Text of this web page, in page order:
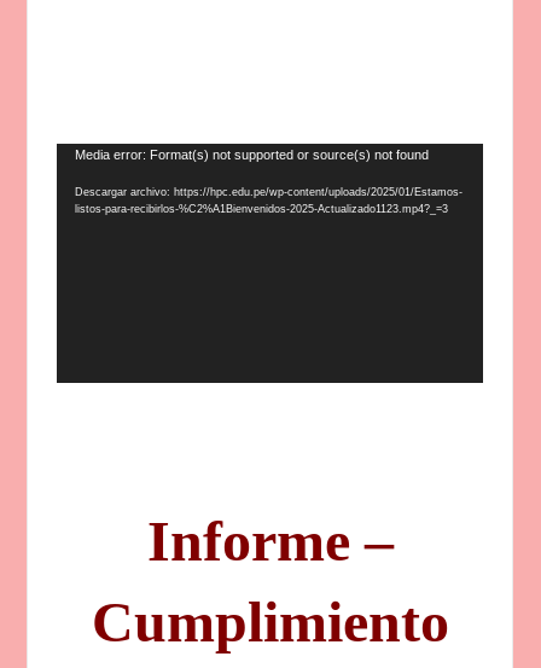
Reproductor
vídeo
Media error: Format(s) not supported or source(s) not found
Descargar archivo: https://hpc.edu.pe/wp-content/uploads/2025/01/Estamos-
listos-para-recibirlos-%C2%A1Bienvenidos-2025-Actualizado1123.mp4?_=3
Informe –
Cumplimiento